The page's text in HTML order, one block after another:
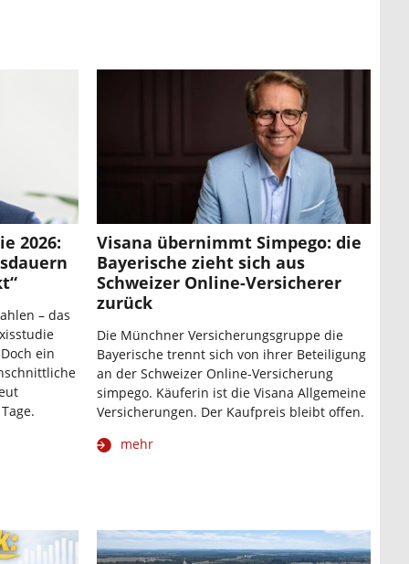
2026:
– das
ein
Visana übernimmt Simpego: die
Bayerische zieht sich aus
Schweizer Online-Versicherer
zurück
Die Münchner Versicherungsgruppe die
Bayerische trennt sich von ihrer Beteiligung
an der Schweizer Online-Versicherung
simpego. Käuferin ist die Visana Allgemeine
Versicherungen. Der Kaufpreis bleibt offen.
mehr